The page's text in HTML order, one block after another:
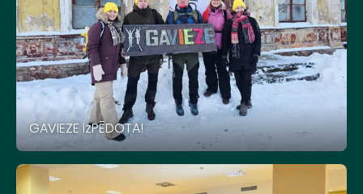
GAVIEZE izPĒDOTA!